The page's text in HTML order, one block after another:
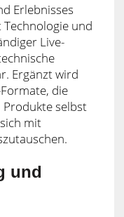
Erlebnisses
und
Live-
Ergänzt wird
die
selbst
mit
und